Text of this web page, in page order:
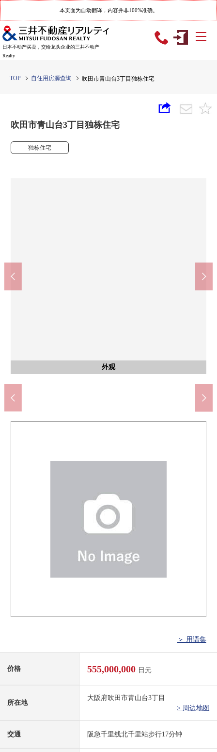
本页面为自动翻译，内容并非100%准确。
日本不动产买卖，交给龙头企业的三井不动产
Realty
TOP 自住用房源查询 吹田市青山台3丁目独栋住宅
吹田市青山台3丁目独栋住宅
独栋住宅
外观
外观
外观
外观
外观
门口
外观
外观
含有前面道路的外观
含有前面道路的外观
北千里站(阪急千里线)(约1360m)
步行17分钟。
吹田市立青山台小学(约550m)
步行7分钟。
吹田市立青山台中学(约1000m)
步行13分钟。
餐具室千里藤白台商店(约950m)
步行12分钟。
桑迪新千里北町商店(约650m)
步行9分钟。
吹田青山台邮局(约800m)
步行10分钟。
＞ 用语集
价格 555,000,000 日元
所在地
大阪府吹田市青山台3丁目
> 周边地图
交通 阪急千里线北千里站步行17分钟